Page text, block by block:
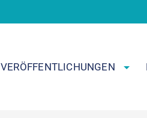
VERÖFFENTLICHUNGEN